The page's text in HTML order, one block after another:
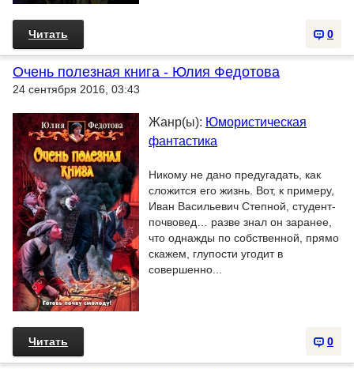
0
Читать
Очень полезная книга - Юлия Федотова
24 сентября 2016, 03:43
Жанр(ы): Юмористическая
фантастика
Никому не дано предугадать, как
сложится его жизнь. Вот, к примеру,
Иван Васильевич Степной, студент-
почвовед… разве знал он заранее,
что однажды по собственной, прямо
скажем, глупости угодит в
совершенно...
0
Читать